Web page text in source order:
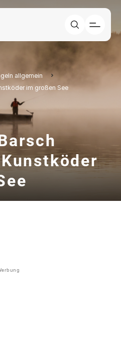
allgemein
im großen See